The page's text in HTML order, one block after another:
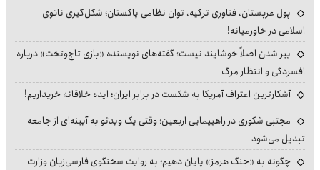
پول عربستان، فناوری ترکیه، توان نظامی پاکستان؛ شکل‌گیری ناتوی
اسلامی در خاورمیانه!
پیر شدن اصلاً خوشایند نیست؛ گفته‌های نویسنده «بازی تاج‌وتخت» درباره
افسردگی و انتظار مرگ
آشکارترین اعتراف آمریکا به شکست در برابر ایران؛ ایده خلاقانه خریداریم!
مجتبی شکوری در راهپیمایی اربعین؛ وقتی یک ویدئو به آیینه‌ای از جامعه
تبدیل می‌شود
چگونه به «جنگ هرمز» پایان دهیم؛ به روایت سخنگوی فارسی‌زبان وزارت